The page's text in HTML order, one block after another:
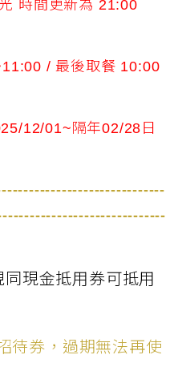
時間更新為 21:00
/ 最後取餐 10:00
12/01~隔年02/28日
現金抵用券可抵用
待券，過期無法再使